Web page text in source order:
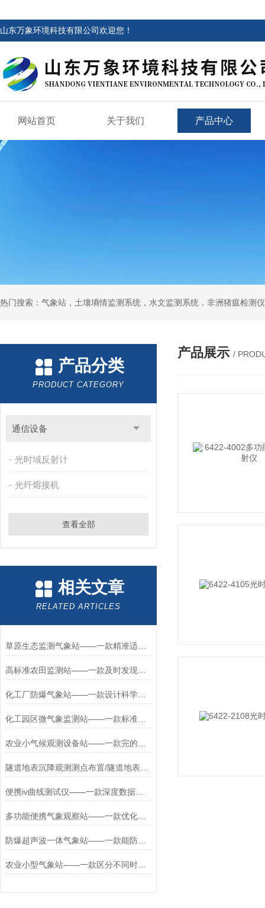
山东万象环境科技有限公司欢迎您！
网站首页 关于我们 产品中心
热门搜索：气象站，土壤墒情监测系统，水文监测系统，非洲猪瘟检测
产品分类
PRODUCT CATEGORY
通信设备
光时域反射计
光纤熔接机
查看全部
相关文章
RELATED ARTICLES
草原生态监测气象站——一款精准适配监测的草原生态监测站2025+派+送
高标准农田监测站——一款及时发现农田环境问题的高标准农田系统厂家
化工厂防爆气象站——一款设计科学合理的化工企业小型气象站2026+派+送
化工园区微气象监测站——一款标准高的WX-FBQ2防爆小型气象站2023已更新
便携iv曲线测试仪——一款深度数据的便携组件iv测试仪2026+派+送
多功能便携气象观察站——一款优化资源调配的移动气象站厂家2025+派+送
防爆超声波一体气象站——一款能防水的化工防爆气象站设备2023发货快
农业小型气象站——一款区分不同时段的田间小型气象站2026+派+送
产品展示 /